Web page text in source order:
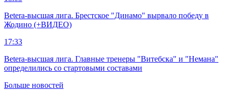
Betera-высшая лига. Брестское "Динамо" вырвало победу в
Жодино (+ВИДЕО)
17:33
Betera-высшая лига. Главные тренеры "Витебска" и "Немана"
определились со стартовыми составами
Больше новостей